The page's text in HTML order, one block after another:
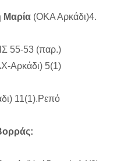
Μαρία (ΟΚΑ Αρκάδι)4.
55-53 (παρ.)
Αρκάδι) 5(1)
11(1).Ρεπό